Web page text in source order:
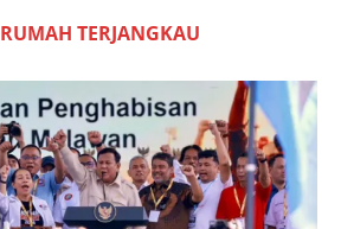
RUMAH TERJANGKAU